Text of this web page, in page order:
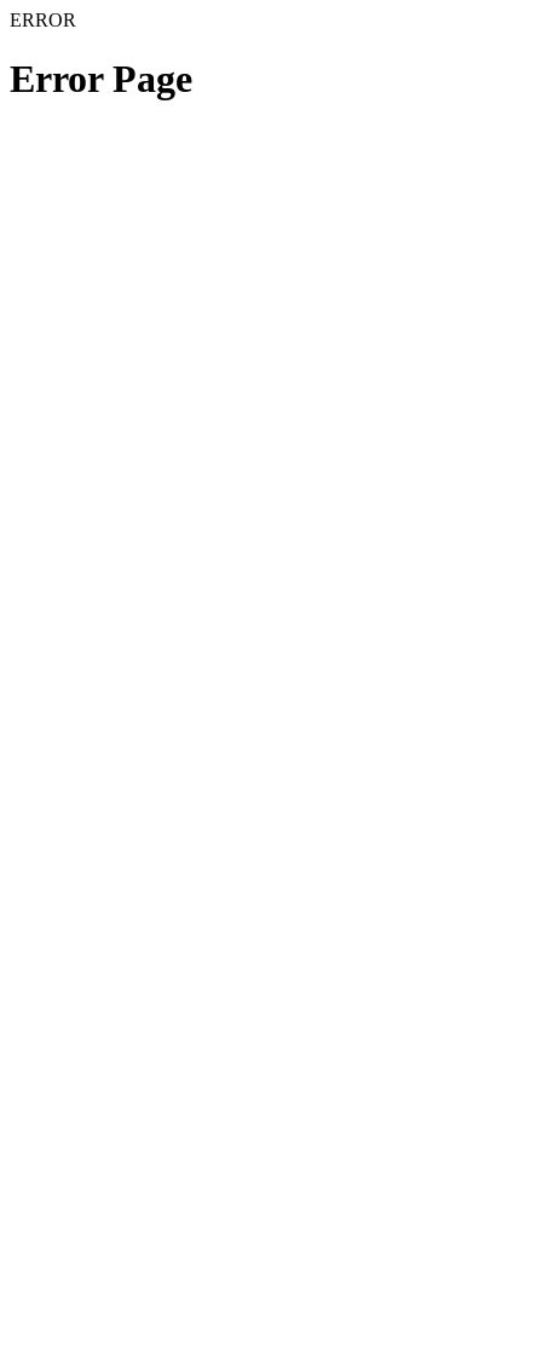
ERROR
Error Page